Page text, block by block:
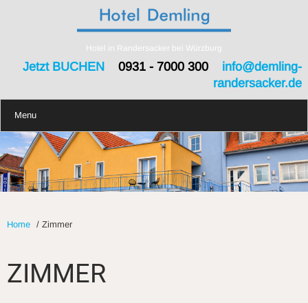
Hotel in Randersacker bei Würzburg
Jetzt BUCHEN0931 - 7000 300 info@demling-
randersacker.de
Menu
Home / Zimmer
ZIMMER